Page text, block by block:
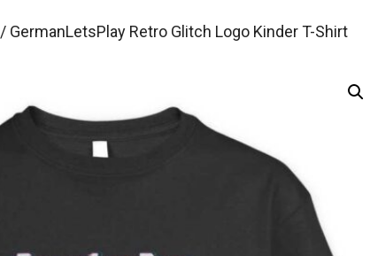
/ GermanLetsPlay Retro Glitch Logo Kinder T-Shirt